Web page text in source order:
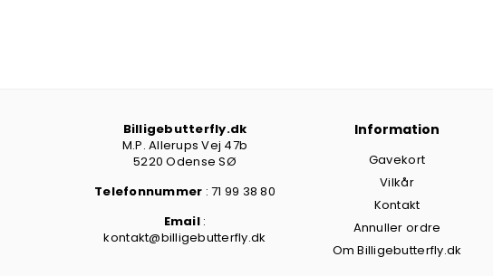
Billigebutterfly.dk
M.P. Allerups Vej 47b
5220 Odense SØ
Telefonnummer : 71 99 38 80
Email:
kontakt@billigebutterfly.dk
Information
Gavekort
Vilkår
Kontakt
Annuller ordre
Om Billigebutterfly.dk